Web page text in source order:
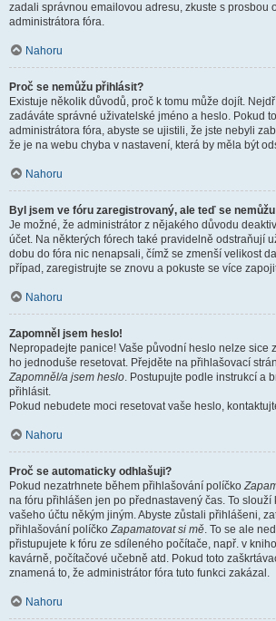
zadali správnou emailovou adresu, zkuste s prosbou
administrátora fóra.
Nahoru
Proč se nemůžu přihlásit?
Existuje několik důvodů, proč k tomu může dojít.
zadáváte správné uživatelské jméno a heslo. Pokud
administrátora fóra, abyste se ujistili, že jste nebyli
že je na webu chyba v nastavení, která by měla být
Nahoru
Byl jsem ve fóru zaregistrovaný, ale teď se
Je možné, že administrátor z nějakého důvodu
účet. Na některých fórech také pravidelně odstraňují
dobu do fóra nic nenapsali, čímž se zmenší velikost
případ, zaregistrujte se znovu a pokuste se více
Nahoru
Zapomněl jsem heslo!
Nepropadejte panice! Vaše původní heslo nelze sice
ho jednoduše resetovat. Přejděte na přihlašovací
Zapomněl/a jsem heslo. Postupujte podle instrukcí a
přihlásit.
Pokud nebudete moci resetovat vaše heslo,
Nahoru
Proč se automaticky odhlašuji?
Pokud nezatrhnete během přihlašování políčko
na fóru přihlášen jen po přednastavený čas. To
vašeho účtu někým jiným. Abyste zůstali přihlášeni,
přihlašování políčkoZapamatovat si mě. To se ale
přistupujete k fóru ze sdíleného počítače, např. v
kavárně, počítačové učebně atd. Pokud toto
znamená to, že administrátor fóra tuto funkci zakázal.
Nahoru